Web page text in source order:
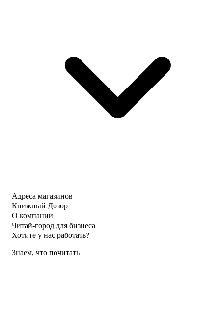
Адреса магазинов
Книжный Дозор
О компании
Читай-город для бизнеса
Хотите у нас работать?
Знаем, что почитать